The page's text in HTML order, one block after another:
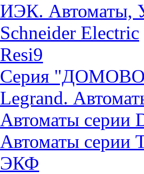
ИЭК. Автоматы,
Schneider Electric
Resi9
Серия
Legrand.
Автоматы серии
Автоматы серии
ЭКФ